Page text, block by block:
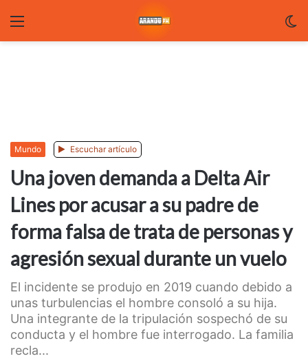
Mundo Escuchar artículo
Una joven demanda a Delta Air
Lines por acusar a su padre de
forma falsa de trata de personas y
agresión sexual durante un vuelo
El incidente se produjo en 2019 cuando debido a
unas turbulencias el hombre consoló a su hija.
Una integrante de la tripulación sospechó de su
conducta y el hombre fue interrogado. La familia
recla...